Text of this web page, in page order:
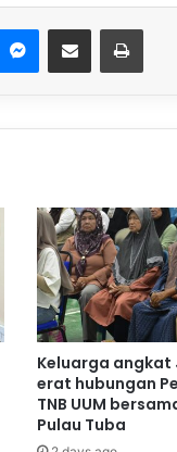
Keluarga angkat
erat hubungan
TNB UUM
Pulau Tuba